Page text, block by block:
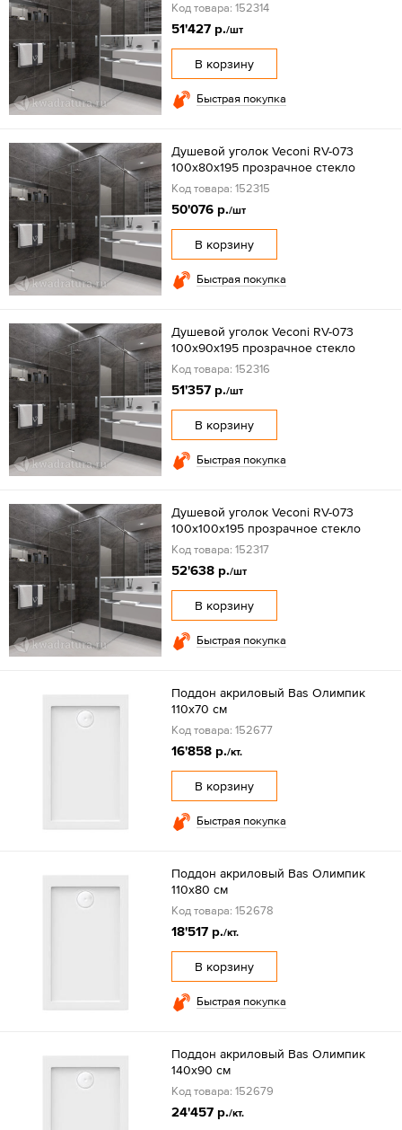
Код товара: 152314
51'427 р./шт
В корзину
Быстрая покупка
Душевой уголок Veconi RV-073
100x80х195 прозрачное стекло
Код товара: 152315
50'076 р./шт
В корзину
Быстрая покупка
Душевой уголок Veconi RV-073
100x90х195 прозрачное стекло
Код товара: 152316
51'357 р./шт
В корзину
Быстрая покупка
Душевой уголок Veconi RV-073
100x100х195 прозрачное стекло
Код товара: 152317
52'638 р./шт
В корзину
Быстрая покупка
Поддон акриловый Bas Олимпик
110х70 см
Код товара: 152677
16'858 р./кт.
В корзину
Быстрая покупка
Поддон акриловый Bas Олимпик
110х80 см
Код товара: 152678
18'517 р./кт.
В корзину
Быстрая покупка
Поддон акриловый Bas Олимпик
140х90 см
Код товара: 152679
24'457 р./кт.